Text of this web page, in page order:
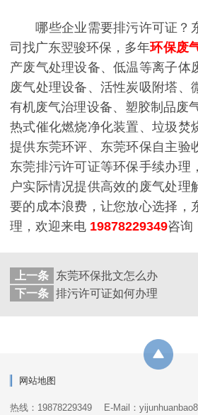
哪些企业需要排污许可证？
司找广东翌骏环保，多年环保废
产废气处理设备、低温等离子体
废气处理设备、活性炭吸附塔、
有机废气治理设备、塑胶制品废
热式催化燃烧净化装置、垃圾焚
提供东莞环评、东莞环保自主验
东莞排污许可证等环保手续办理
户实际情况提供高效的废气处理
要的成本浪费，让您放心选择，
理，欢迎来电 19878229349咨询
上一条
东莞环保批文怎么办
下一条 排污许可证如何办理
网站地图
热线：19878229349 E-Mail：